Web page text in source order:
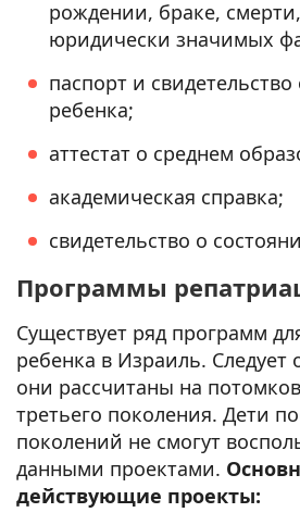
рождении, браке,
юридически значимых
паспорт и
ребенка;
аттестат о среднем
академическая справка;
свидетельство о
Программы
Существует ряд программ
ребенка в Израиль. Следует
они рассчитаны на
третьего поколения. Дети
поколений не смогут
данными проектами.
действующие проекты: